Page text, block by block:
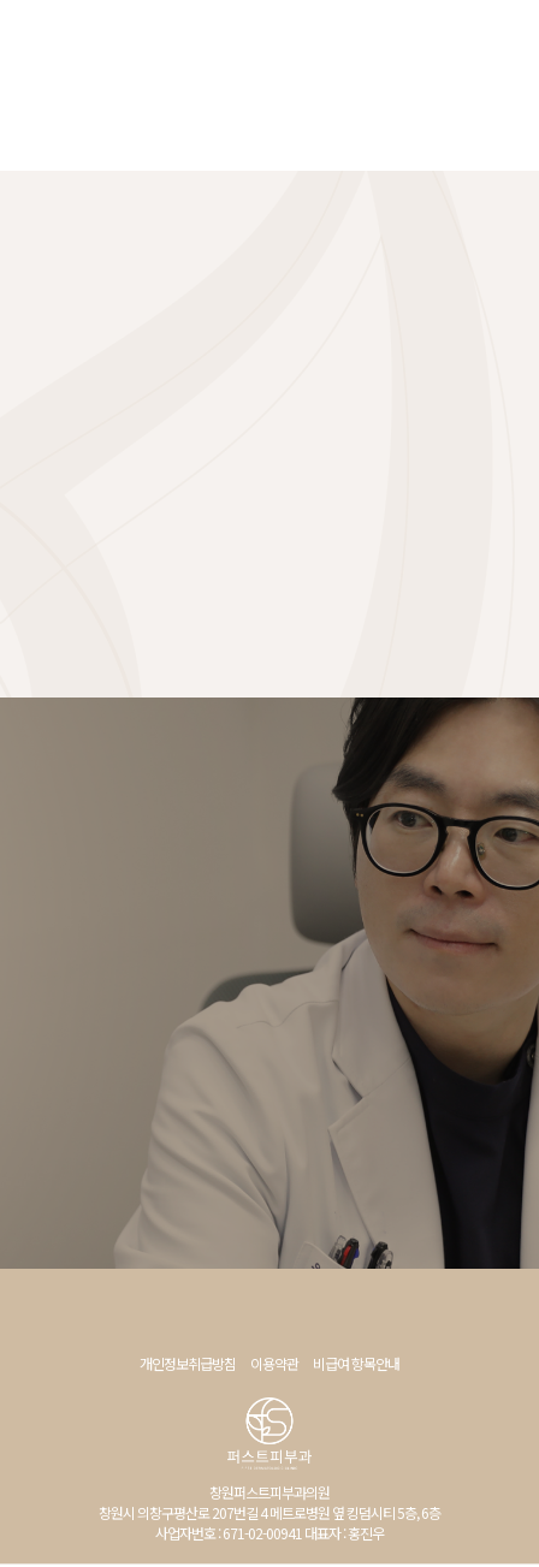
개인정보취급방침 이용약관 비급여 항목안내
창원퍼스트피부과의원
창원시 의창구평산로 207번길 4 메트로병원 옆 킹덤시티 5층, 6층
사업자번호 : 671-02-00941 대표자 : 홍진우